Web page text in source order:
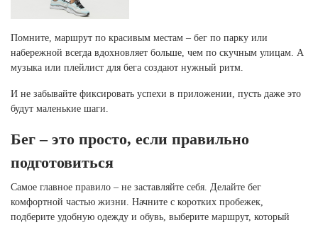
Помните, маршрут по красивым местам – бег по парку или
набережной всегда вдохновляет больше, чем по скучным улицам. А
музыка или плейлист для бега создают нужный ритм.
И не забывайте фиксировать успехи в приложении, пусть даже это
будут маленькие шаги.
Бег – это просто, если правильно
подготовиться
Самое главное правило – не заставляйте себя. Делайте бег
комфортной частью жизни. Начните с коротких пробежек,
подберите удобную одежду и обувь, выберите маршрут, который